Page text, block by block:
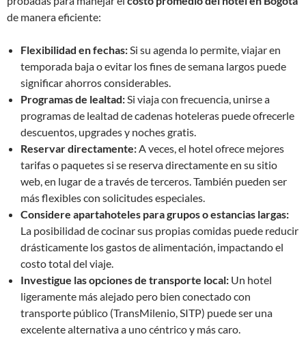
de manera eficiente:
Flexibilidad en fechas:Si su agenda lo permite, viajar en
temporada baja o evitar los fines de semana largos puede
significar ahorros considerables.
Programas de lealtad:Si viaja con frecuencia, unirse a
programas de lealtad de cadenas hoteleras puede ofrecerle
descuentos, upgrades y noches gratis.
Reservar directamente:A veces, el hotel ofrece mejores
tarifas o paquetes si se reserva directamente en su sitio
web, en lugar de a través de terceros. También pueden ser
más flexibles con solicitudes especiales.
Considere apartahoteles para grupos o estancias largas:
La posibilidad de cocinar sus propias comidas puede reducir
drásticamente los gastos de alimentación, impactando el
costo total del viaje.
Investigue las opciones de transporte local: Un hotel
ligeramente más alejado pero bien conectado con
transporte público (TransMilenio, SITP) puede ser una
excelente alternativa a uno céntrico y más caro.